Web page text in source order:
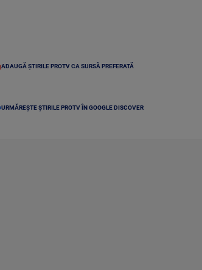
ADAUGĂ ȘTIRILE PROTV CA SURSĂ PREFERATĂ
URMĂREȘTE ȘTIRILE PROTV ÎN GOOGLE DISCOVER